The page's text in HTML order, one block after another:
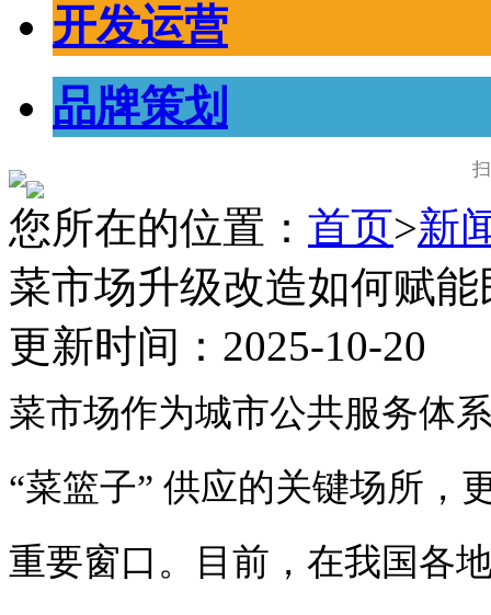
开发运营
品牌策划
您所在的位置： 首页>新
菜市场升级改造如何赋
更新时间：2025-10-20
菜市场作为城市公共服务体
“菜篮子” 供应的关键场所，
重要窗口。目前，在我国各